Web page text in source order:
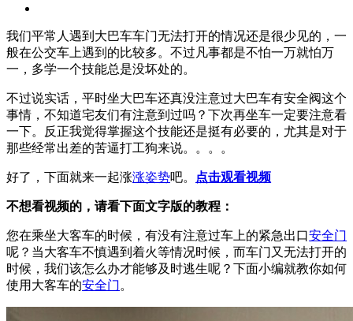
我们平常人遇到大巴车车门无法打开的情况还是很少见的，一
般在公交车上遇到的比较多。不过凡事都是不怕一万就怕万
一，多学一个技能总是没坏处的。
不过说实话，平时坐大巴车还真没注意过大巴车有安全阀这个
事情，不知道宅友们有注意到过吗？下次再坐车一定要注意看
一下。反正我觉得掌握这个技能还是挺有必要的，尤其是对于
那些经常出差的苦逼打工狗来说。。。。
好了，下面就来一起涨涨姿势吧。 点击观看视频
不想看视频的，请看下面文字版的教程：
您在乘坐大客车的时候，有没有注意过车上的紧急出口安全门
呢？当大客车不慎遇到着火等情况时候，而车门又无法打开的
时候，我们该怎么办才能够及时逃生呢？下面小编就教你如何
使用大客车的安全门 。